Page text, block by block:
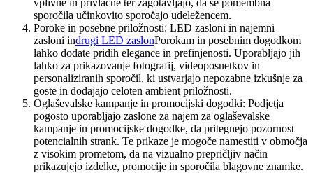
vplivne in privlačne ter zagotavljajo, da se pomembna
sporočila učinkovito sporočajo udeležencem.
Poroke in posebne priložnosti: LED zasloni in najemni
zasloni indrugi LED zaslonPorokam in posebnim dogodkom
lahko dodate pridih elegance in prefinjenosti. Uporabljajo jih
lahko za prikazovanje fotografij, videoposnetkov in
personaliziranih sporočil, ki ustvarjajo nepozabne izkušnje za
goste in dodajajo celoten ambient priložnosti.
Oglaševalske kampanje in promocijski dogodki: Podjetja
pogosto uporabljajo zaslone za najem za oglaševalske
kampanje in promocijske dogodke, da pritegnejo pozornost
potencialnih strank. Te prikaze je mogoče namestiti v območja
z visokim prometom, da na vizualno prepričljiv način
prikazujejo izdelke, promocije in sporočila blagovne znamke.